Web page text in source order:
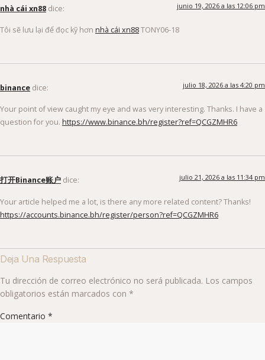
nhà cái xn88 dice: junio 19, 2026 a las 12:06 pm
Tôi sẽ lưu lại để đọc kỹ hơn nhà cái xn88TONY06-18
binance dice: julio 18, 2026 a las 4:20 pm
Your point of view caught my eye and was very interesting. Thanks. I have a
question for you. https://www.binance.bh/register?ref=QCGZMHR6
打开Binance账户 dice: julio 21, 2026 a las 11:34 pm
Your article helped me a lot, is there any more related content? Thanks!
https://accounts.binance.bh/register/person?ref=QCGZMHR6
Deja Una Respuesta
Tu dirección de correo electrónico no será publicada. Los campos
obligatorios están marcados con *
Comentario *